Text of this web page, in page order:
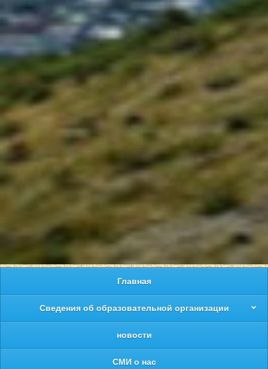
Главная
Сведения об образовательной организации
новости
СМИ о нас